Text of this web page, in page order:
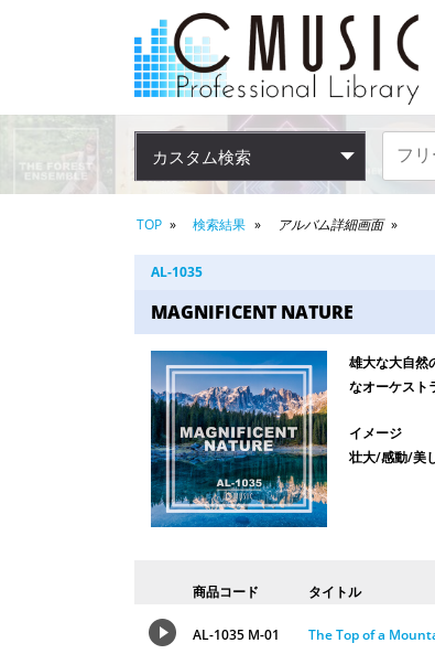
カスタム検索
TOP 検索結果 アルバム詳細画面
AL-1035
MAGNIFICENT NATURE
雄大な大自然
なオーケスト
イメージ
壮大/感動/美
商品コード タイトル
AL-1035 M-01 The Top of a